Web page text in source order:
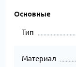
Основные
Тип
Материал